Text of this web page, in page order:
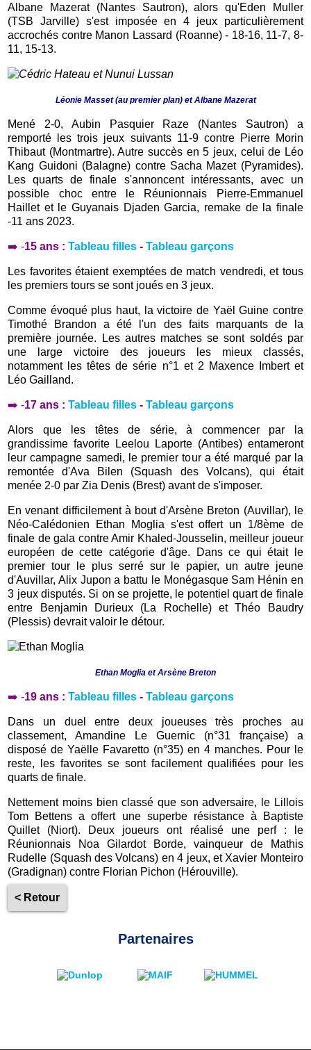
Albane Mazerat (Nantes Sautron), alors qu'Eden Muller
(TSB Jarville) s'est imposée en 4 jeux particulièrement
accrochés contre Manon Lassard (Roanne) - 18-16, 11-7, 8-
11, 15-13.
Léonie Masset (au premier plan) et Albane Mazerat
Mené 2-0, Aubin Pasquier Raze (Nantes Sautron) a
remporté les trois jeux suivants 11-9 contre Pierre Morin
Thibaut (Montmartre). Autre succès en 5 jeux, celui de Léo
Kang Guidoni (Balagne) contre Sacha Mazet (Pyramides).
Les quarts de finale s'annoncent intéressants, avec un
possible choc entre le Réunionnais Pierre-Emmanuel
Haillet et le Guyanais Djaden Garcia, remake de la finale
-11 ans 2023.
➡️ -15 ans :Tableau filles -Tableau garçons
Les favorites étaient exemptées de match vendredi, et tous
les premiers tours se sont joués en 3 jeux.
Comme évoqué plus haut, la victoire de Yaël Guine contre
Timothé Brandon a été l'un des faits marquants de la
première journée. Les autres matches se sont soldés par
une large victoire des joueurs les mieux classés,
notamment les têtes de série n°1 et 2 Maxence Imbert et
Léo Gailland.
➡️ -17 ans :Tableau filles -Tableau garçons
Alors que les têtes de série, à commencer par la
grandissime favorite Leelou Laporte (Antibes) entameront
leur campagne samedi, le premier tour a été marqué par la
remontée d'Ava Bilen (Squash des Volcans), qui était
menée 2-0 par Zia Denis (Brest) avant de s'imposer.
En venant difficilement à bout d'Arsène Breton (Auvillar), le
Néo-Calédonien Ethan Moglia s'est offert un 1/8ème de
finale de gala contre Amir Khaled-Jousselin, meilleur joueur
européen de cette catégorie d'âge. Dans ce qui était le
premier tour le plus serré sur le papier, un autre jeune
d'Auvillar, Alix Jupon a battu le Monégasque Sam Hénin en
3 jeux disputés. Si on se projette, le potentiel quart de finale
entre Benjamin Durieux (La Rochelle) et Théo Baudry
(Plessis) devrait valoir le détour.
Ethan Moglia et Arsène Breton
➡️ -19 ans :Tableau filles -Tableau garçons
Dans un duel entre deux joueuses très proches au
classement, Amandine Le Guernic (n°31 française) a
disposé de Yaëlle Favaretto (n°35) en 4 manches. Pour le
reste, les favorites se sont facilement qualifiées pour les
quarts de finale.
Nettement moins bien classé que son adversaire, le Lillois
Tom Bettens a offert une superbe résistance à Baptiste
Quillet (Niort). Deux joueurs ont réalisé une perf : le
Réunionnais Noa Gilardot Borde, vainqueur de Mathis
Rudelle (Squash des Volcans) en 4 jeux, et Xavier Monteiro
(Gradignan) contre Florian Pichon (Hérouville).
< Retour
Partenaires